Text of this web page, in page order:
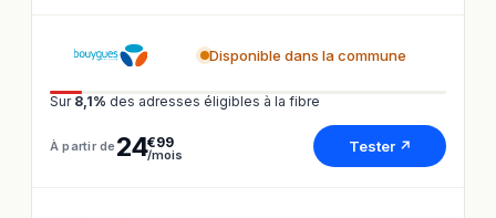
Disponible dans la commune
Sur 8,1% des adresses éligibles à la fibre
À partir de 24€99
/mois Tester ↗